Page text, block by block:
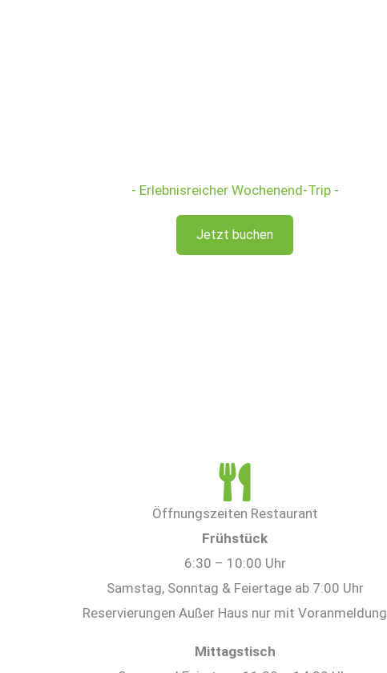
- Erlebnisreicher Wochenend-Trip -
Jetzt buchen
Öffnungszeiten Restaurant
Frühstück
6:30 – 10:00 Uhr
Samstag, Sonntag & Feiertage ab 7:00 Uhr
Reservierungen Außer Haus nur mit Voranmeldung
Mittagstisch